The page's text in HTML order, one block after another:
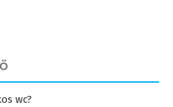
wc?